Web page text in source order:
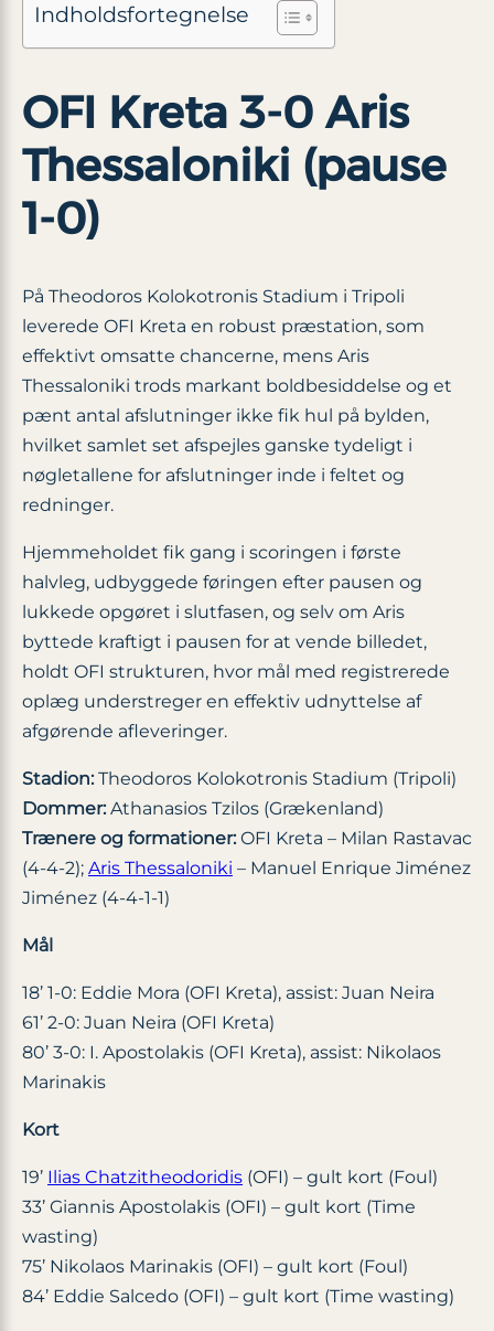
Indholdsfortegnelse
OFI Kreta 3-0 Aris
Thessaloniki (pause
1-0)
På Theodoros Kolokotronis Stadium i Tripoli
leverede OFI Kreta en robust præstation, som
effektivt omsatte chancerne, mens Aris
Thessaloniki trods markant boldbesiddelse og et
pænt antal afslutninger ikke fik hul på bylden,
hvilket samlet set afspejles ganske tydeligt i
nøgletallene for afslutninger inde i feltet og
redninger.
Hjemmeholdet fik gang i scoringen i første
halvleg, udbyggede føringen efter pausen og
lukkede opgøret i slutfasen, og selv om Aris
byttede kraftigt i pausen for at vende billedet,
holdt OFI strukturen, hvor mål med registrerede
oplæg understreger en effektiv udnyttelse af
afgørende afleveringer.
Stadion:Theodoros Kolokotronis Stadium (Tripoli)
Dommer:Athanasios Tzilos (Grækenland)
Trænere og formationer:OFI Kreta – Milan Rastavac
(4-4-2); Aris Thessaloniki – Manuel Enrique Jiménez
Jiménez (4-4-1-1)
Mål
18’ 1-0: Eddie Mora (OFI Kreta), assist: Juan Neira
61’ 2-0: Juan Neira (OFI Kreta)
80’ 3-0: I. Apostolakis (OFI Kreta), assist: Nikolaos
Marinakis
Kort
19’ Ilias Chatzitheodoridis (OFI) – gult kort (Foul)
33’ Giannis Apostolakis (OFI) – gult kort (Time
wasting)
75’ Nikolaos Marinakis (OFI) – gult kort (Foul)
84’ Eddie Salcedo (OFI) – gult kort (Time wasting)